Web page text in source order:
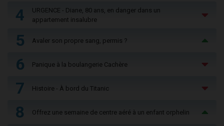
4
URGENCE - Diane, 80 ans, en danger dans un
appartement insalubre
5 Avaler son propre sang, permis ?
6 Panique à la boulangerie Cachère
7 Histoire - À bord du Titanic
8 Offrez une semaine de centre aéré à un enfant orphelin